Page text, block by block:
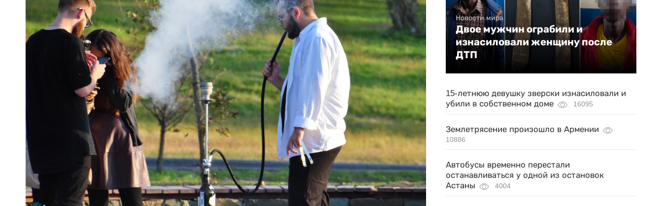
Новости мира
Двое мужчин ограбили и
изнасиловали женщину после
ДТП
15-летнюю девушку зверски изнасиловали и
убили в собственном доме
16095
Землетрясение произошло в Армении
10886
Автобусы временно перестали
останавливаться у одной из остановок
Астаны
4004